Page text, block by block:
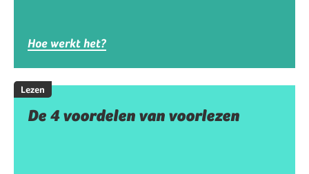
Hoe werkt het?
Lezen
De 4 voordelen van voorlezen